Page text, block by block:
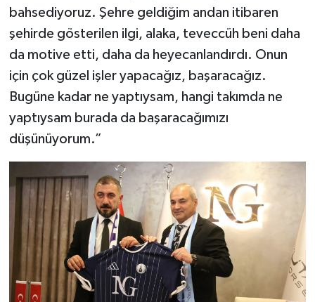
bahsediyoruz. Şehre geldiğim andan itibaren
şehirde gösterilen ilgi, alaka, teveccüh beni daha
da motive etti, daha da heyecanlandırdı. Onun
için çok güzel işler yapacağız, başaracağız.
Bugüne kadar ne yaptıysam, hangi takımda ne
yaptıysam burada da başaracağımızı
düşünüyorum.”